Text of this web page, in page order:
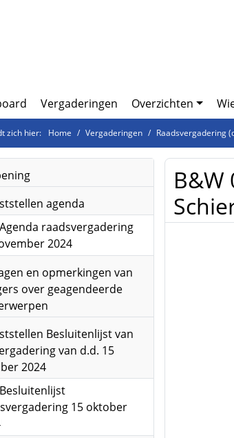
Vergaderingen Overzichten
zich hier: Home Vergaderingen Raadsvergadering
agenda
Agenda raadsvergadering
2024
en opmerkingen van
over geagendeerde
Besluitenlijst van
van d.d. 15
2024
Besluitenlijst
15 oktober
B&W